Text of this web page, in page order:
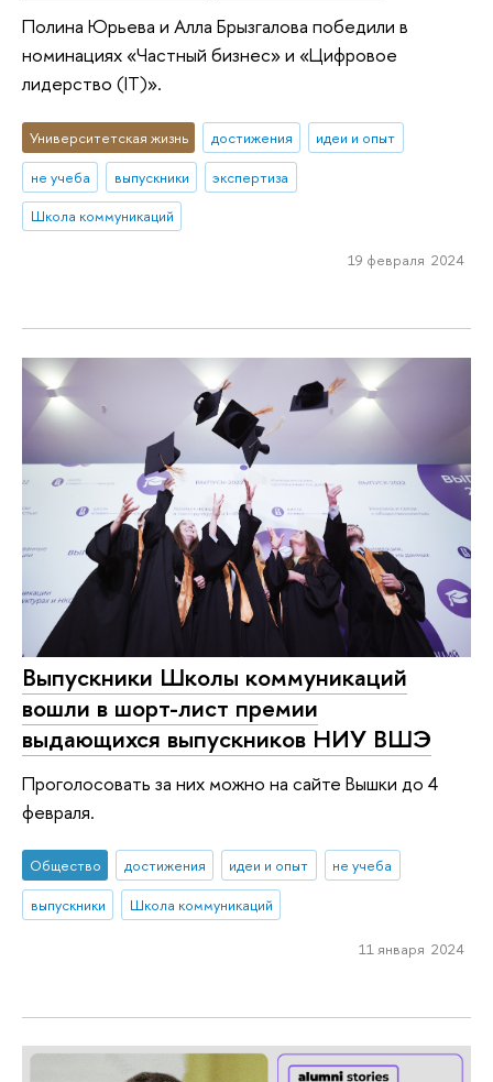
Полина Юрьева и Алла Брызгалова победили в
номинациях «Частный бизнес» и «Цифровое
лидерство (IT)».
Университетская жизнь достижения
идеи и опыт
не учеба
выпускники
экспертиза
Школа коммуникаций
19 февраля 2024
Выпускники Школы коммуникаций
вошли в шорт-лист премии
выдающихся выпускников НИУ ВШЭ
Проголосовать за них можно на сайте Вышки до 4
февраля.
Общество достижения идеи и опыт
не учеба
выпускники
Школа коммуникаций
11 января 2024